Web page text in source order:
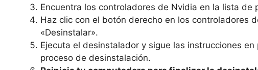
Encuentra los controladores de Nvidia en la lista de
Haz clic con el botón derecho en los controladores
«Desinstalar».
Ejecuta el desinstalador y sigue las instrucciones
proceso de desinstalación.